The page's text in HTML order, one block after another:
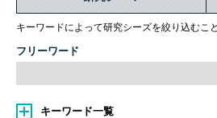
キーワードによって研究シーズを絞り込むこ
フリーワード
キーワード一覧